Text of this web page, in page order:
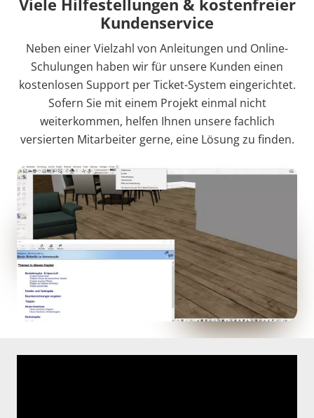
Kundenservice
Neben einer Vielzahl von Anleitungen und Online-
Schulungen haben wir für unsere Kunden einen
kostenlosen Support per Ticket-System eingerichtet.
Sofern Sie mit einem Projekt einmal nicht
weiterkommen, helfen Ihnen unsere fachlich
versierten Mitarbeiter gerne, eine Lösung zu finden.